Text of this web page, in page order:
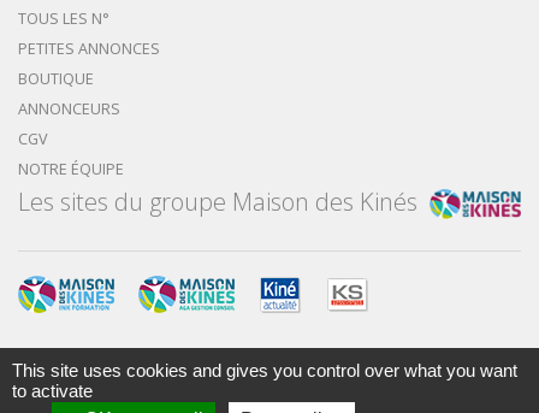
TOUS LES N°
PETITES ANNONCES
BOUTIQUE
ANNONCEURS
CGV
NOTRE ÉQUIPE
Les sites du groupe Maison des Kinés
Mentions légales
This site uses cookies and gives you control over what you want
to activate